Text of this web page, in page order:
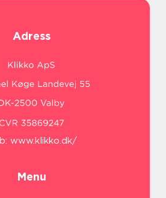
Adress
www.klikko.dk/
Menu